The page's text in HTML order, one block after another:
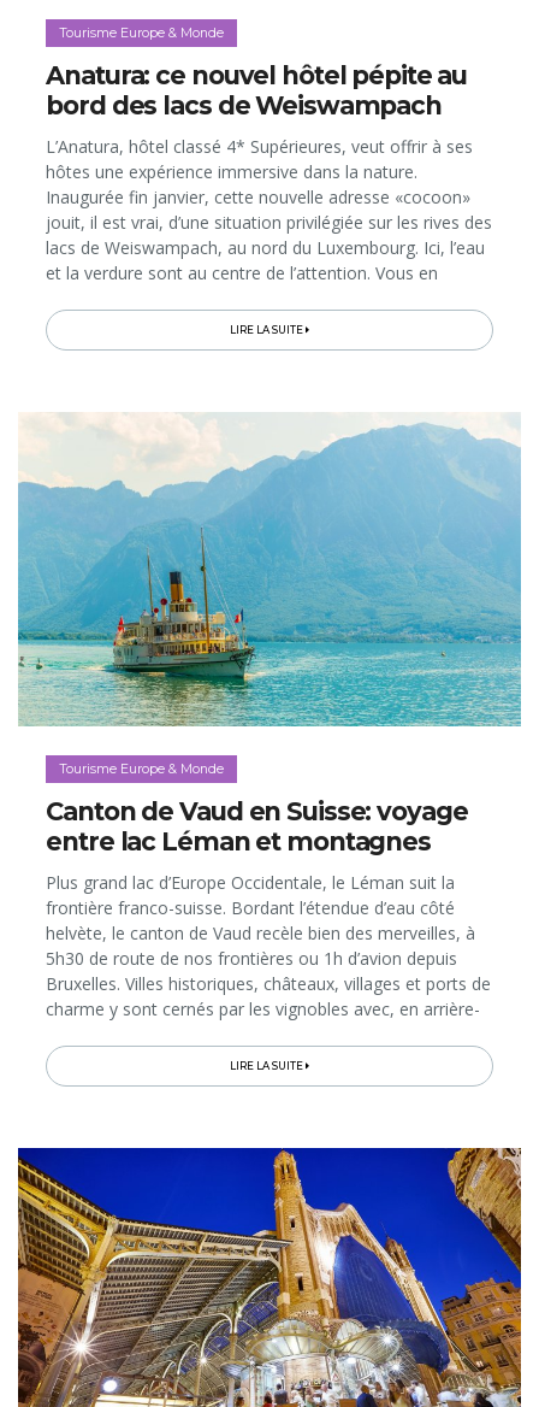
Tourisme Europe & Monde
Anatura: ce nouvel hôtel pépite au
bord des lacs de Weiswampach
L’Anatura, hôtel classé 4* Supérieures, veut offrir à ses
hôtes une expérience immersive dans la nature.
Inaugurée fin janvier, cette nouvelle adresse «cocoon»
jouit, il est vrai, d’une situation privilégiée sur les rives des
lacs de Weiswampach, au nord du Luxembourg. Ici, l’eau
et la verdure sont au centre de l’attention. Vous en
contemporaine...
LIRE LA SUITE
Tourisme Europe & Monde
Canton de Vaud en Suisse: voyage
entre lac Léman et montagnes
Plus grand lac d’Europe Occidentale, le Léman suit la
frontière franco-suisse. Bordant l’étendue d’eau côté
helvète, le canton de Vaud recèle bien des merveilles, à
5h30 de route de nos frontières ou 1h d’avion depuis
Bruxelles. Villes historiques, châteaux, villages et ports de
charme y sont cernés par les vignobles avec, en arrière-
LIRE LA SUITE